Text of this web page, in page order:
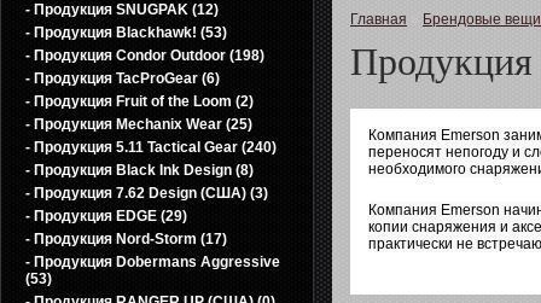
- Продукция SNUGPAK (12)
- Продукция Blackhawk! (53)
- Продукция Condor Outdoor (198)
- Продукция TacProGear (6)
- Продукция Fruit of the Loom (2)
- Продукция Mechanix Wear (25)
- Продукция 5.11 Tactical Gear (240)
- Продукция Black Ink Design (8)
- Продукция 7.62 Design (США) (3)
- Продукция EDGE (29)
- Продукция Nord-Storm (17)
- Продукция Dobermans Aggressive
(53)
Главная Брендовые вещи
Продукция
Компания Emerson
переносят непогоду и
необходимого
Компания Emerson
копии снаряжения и
практически не